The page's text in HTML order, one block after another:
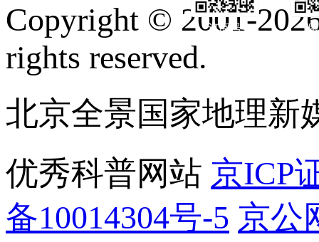
订阅号
Copyright © 2001-
rights reserved.
北京全景国家地理新
优秀科普网站 京ICP
备10014304号-5 京公